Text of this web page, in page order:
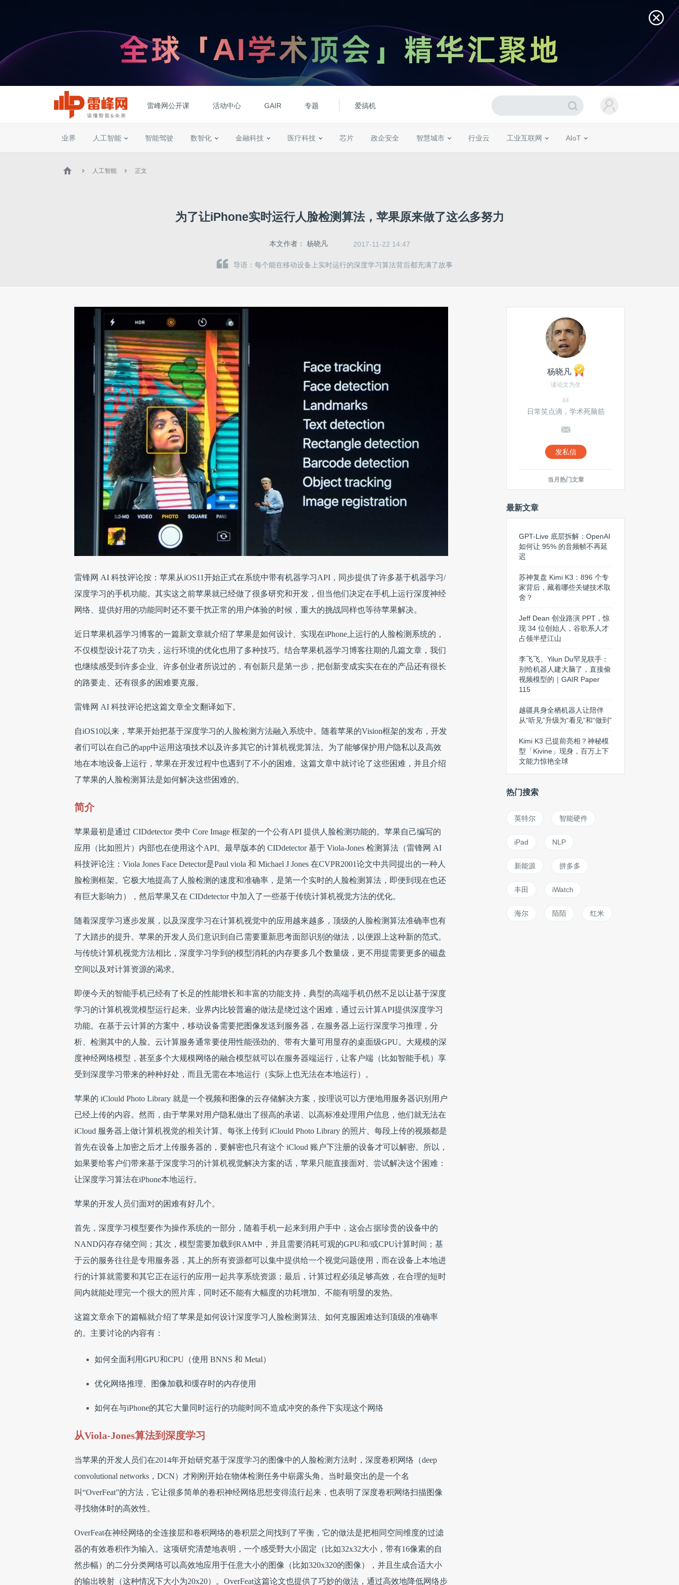
雷峰网公开课 活动中心 GAIR 专题 爱搞机
业界 人工智能 智能驾驶 数智化 金融科技 医疗科技 芯片 政企安全 智慧城市 行业云 工业互联网 AIoT
人工智能 正文
为了让iPhone实时运行人脸检测算法，苹果原来做了这么多努力
本文作者： 杨晓凡 2017-11-22 14:47
导语：每个能在移动设备上实时运行的深度学习算法背后都充满了故事
雷锋网 AI 科技评论按：苹果从iOS11开始正式在系统中带有机器学习API，同步提供了许多基于机器学习/
深度学习的手机功能。其实这之前苹果就已经做了很多研究和开发，但当他们决定在手机上运行深度神经
网络、提供好用的功能同时还不要干扰正常的用户体验的时候，重大的挑战同样也等待苹果解决。
近日苹果机器学习博客的一篇新文章就介绍了苹果是如何设计、实现在iPhone上运行的人脸检测系统的，
不仅模型设计花了功夫，运行环境的优化也用了多种技巧。结合苹果机器学习博客往期的几篇文章，我们
也继续感受到许多企业、许多创业者所说过的，有创新只是第一步，把创新变成实实在在的产品还有很长
的路要走、还有很多的困难要克服。
雷锋网 AI 科技评论把这篇文章全文翻译如下。
自iOS10以来，苹果开始把基于深度学习的人脸检测方法融入系统中。随着苹果的Vision框架的发布，开发
者们可以在自己的app中运用这项技术以及许多其它的计算机视觉算法。为了能够保护用户隐私以及高效
地在本地设备上运行，苹果在开发过程中也遇到了不小的困难。这篇文章中就讨论了这些困难，并且介绍
了苹果的人脸检测算法是如何解决这些困难的。
简介
苹果最初是通过 CIDdetector 类中 Core Image 框架的一个公有API 提供人脸检测功能的。苹果自己编写的
应用（比如照片）内部也在使用这个API。最早版本的 CIDdetector 基于 Viola-Jones 检测算法（雷锋网 AI
科技评论注：Viola Jones Face Detector是Paul viola 和 Michael J Jones 在CVPR2001论文中共同提出的一种人
脸检测框架。它极大地提高了人脸检测的速度和准确率，是第一个实时的人脸检测算法，即便到现在也还
有巨大影响力），然后苹果又在 CIDdetector 中加入了一些基于传统计算机视觉方法的优化。
随着深度学习逐步发展，以及深度学习在计算机视觉中的应用越来越多，顶级的人脸检测算法准确率也有
了大踏步的提升。苹果的开发人员们意识到自己需要重新思考面部识别的做法，以便跟上这种新的范式。
与传统计算机视觉方法相比，深度学习学到的模型消耗的内存要多几个数量级，更不用提需要更多的磁盘
空间以及对计算资源的渴求。
即便今天的智能手机已经有了长足的性能增长和丰富的功能支持，典型的高端手机仍然不足以让基于深度
学习的计算机视觉模型运行起来。业界内比较普遍的做法是绕过这个困难，通过云计算API提供深度学习
功能。在基于云计算的方案中，移动设备需要把图像发送到服务器，在服务器上运行深度学习推理，分
析、检测其中的人脸。云计算服务通常要使用性能强劲的、带有大量可用显存的桌面级GPU。大规模的深
度神经网络模型，甚至多个大规模网络的融合模型就可以在服务器端运行，让客户端（比如智能手机）享
受到深度学习带来的种种好处，而且无需在本地运行（实际上也无法在本地运行）。
苹果的 iClould Photo Library 就是一个视频和图像的云存储解决方案，按理说可以方便地用服务器识别用户
已经上传的内容。然而，由于苹果对用户隐私做出了很高的承诺、以高标准处理用户信息，他们就无法在
iCloud 服务器上做计算机视觉的相关计算。每张上传到 iClould Photo Library 的照片、每段上传的视频都是
首先在设备上加密之后才上传服务器的，要解密也只有这个 iCloud 账户下注册的设备才可以解密。所以，
如果要给客户们带来基于深度学习的计算机视觉解决方案的话，苹果只能直接面对、尝试解决这个困难：
让深度学习算法在iPhone本地运行。
苹果的开发人员们面对的困难有好几个。
首先，深度学习模型要作为操作系统的一部分，随着手机一起来到用户手中，这会占据珍贵的设备中的
NAND闪存存储空间；其次，模型需要加载到RAM中，并且需要消耗可观的GPU和/或CPU计算时间；基
于云的服务往往是专用服务器，其上的所有资源都可以集中提供给一个视觉问题使用，而在设备上本地进
行的计算就需要和其它正在运行的应用一起共享系统资源；最后，计算过程必须足够高效，在合理的短时
间内就能处理完一个很大的照片库，同时还不能有大幅度的功耗增加、不能有明显的发热。
这篇文章余下的篇幅就介绍了苹果是如何设计深度学习人脸检测算法、如何克服困难达到顶级的准确率
的。主要讨论的内容有：
如何全面利用GPU和CPU（使用 BNNS 和 Metal）
优化网络推理、图像加载和缓存时的内存使用
如何在与iPhone的其它大量同时运行的功能时间不造成冲突的条件下实现这个网络
从Viola-Jones算法到深度学习
当苹果的开发人员们在2014年开始研究基于深度学习的图像中的人脸检测方法时，深度卷积网络（deep
convolutional networks，DCN）才刚刚开始在物体检测任务中崭露头角。当时最突出的是一个名
叫“OverFeat”的方法，它让很多简单的卷积神经网络思想变得流行起来，也表明了深度卷积网络扫描图像
寻找物体时的高效性。
OverFeat在神经网络的全连接层和卷积网络的卷积层之间找到了平衡，它的做法是把相同空间维度的过滤
器的有效卷积作为输入。这项研究清楚地表明，一个感受野大小固定（比如32x32大小，带有16像素的自
然步幅）的二分分类网络可以高效地应用于任意大小的图像（比如320x320的图像），并且生成合适大小
的输出映射（这种情况下大小为20x20）。OverFeat这篇论文也提供了巧妙的做法，通过高效地降低网络步
杨晓凡
读论文为生
日常笑点滴，学术死脑筋
发私信
当月热门文章
最新文章
GPT-Live 底层拆解：OpenAI
如何让 95% 的音频帧不再延
迟
苏神复盘 Kimi K3：896 个专
家背后，藏着哪些关键技术取
舍？
Jeff Dean 创业路演 PPT，惊
现 34 位创始人，谷歌系人才
占领半壁江山
李飞飞、Yilun Du罕见联手：
别给机器人建大脑了，直接偷
视频模型的｜GAIR Paper
115
越疆具身全栖机器人让陪伴
从“听见”升级为“看见”和“做到”
Kimi K3 已提前亮相？神秘模
型「Kivine」现身，百万上下
文能力惊艳全球
热门搜索
英特尔 智能硬件
iPad NLP
新能源 拼多多
丰田 iWatch
海尔 陌陌 红米